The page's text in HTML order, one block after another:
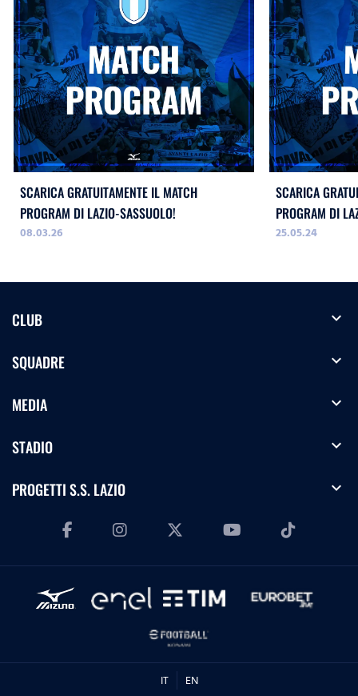
SCARICA GRATUITAMENTE IL MATCH
PROGRAM DI LAZIO-SASSUOLO!
08.03.26
SCARICA
PROGRAM DI
25.05.24
CLUB expand_more
SQUADRE expand_more
MEDIA expand_more
STADIO expand_more
PROGETTI S.S. LAZIO expand_more
IT EN